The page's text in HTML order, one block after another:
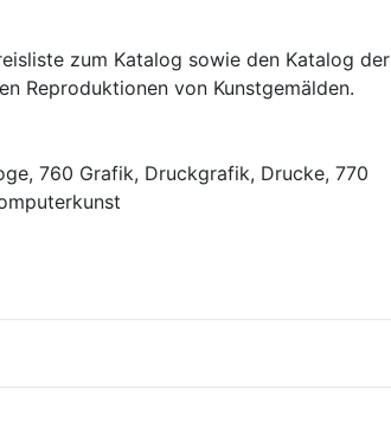
zum Katalog sowie den Katalog der
Reproduktionen von Kunstgemälden.
, 760 Grafik, Druckgrafik, Drucke, 770